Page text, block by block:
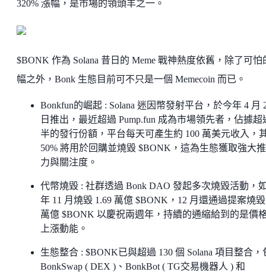
320% 漲幅，是市場的領頭羊之一。
$BONK 作為 Solana 昔日的 Meme 戰神熱度依舊，除了可怕
幅之外，Bonk 生態目前可不只是一個 Memecoin 而已。
Bonkfun的崛起 : Solana 迷因幣發射平台，於今年 4 月
日推出，最近超過 Pump.fun 成為市場領先者，佔據超
半的發行份額，平台每天可產生約 100 萬美元收入，
50% 將用於回購並燒毀 $BONK，這為生態獲取強大
力與關注度。
代幣燒毀 : 社群透過 Bonk DAO 發起多次燒毀活動，
年 11 月燒毀 1.69 萬億 $BONK，12 月還通過提案燒
萬億 $BONK 以慶祝兩週年，持續的通縮給到的是價
上漲動能。
生態整合 : $BONK已與超過 130 個 Solana 項目整合，
BonkSwap ( DEX )、BonkBot ( TG交易機器人 ) 和